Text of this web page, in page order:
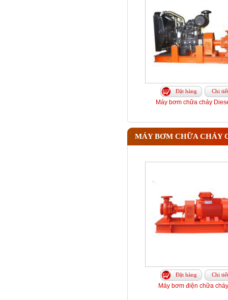
Đặt hàng Chi tiết
Máy bơm chữa cháy
MÁY BƠM CHỮA CHÁY
Đặt hàng Chi tiết
Máy bơm điện chữa